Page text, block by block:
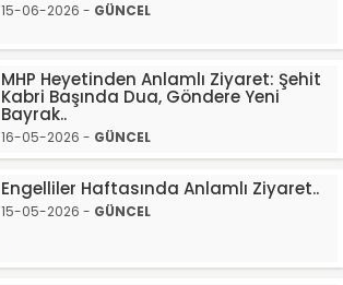
15-06-2026 - GÜNCEL
MHP Heyetinden Anlamlı Ziyaret: Şehit
Kabri Başında Dua, Göndere Yeni
Bayrak..
16-05-2026 - GÜNCEL
Engelliler Haftasında Anlamlı Ziyaret..
15-05-2026 - GÜNCEL